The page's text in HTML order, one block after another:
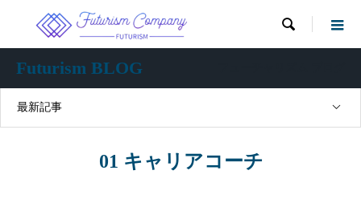

Futurism BLOG
最新記事
01 キャリアコーチ